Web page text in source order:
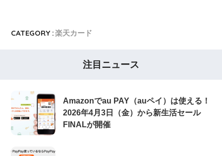
CATEGORY :楽天カード
注目ニュース
Amazonでau PAY（auペイ）は使える！
2026年4月3日（金）から新生活セール
FINALが開催